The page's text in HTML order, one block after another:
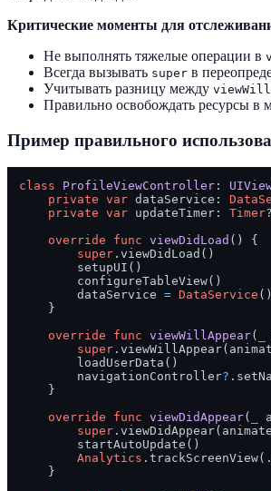
Критические моменты для
Не выполнять тяжелые операции в
Всегда вызывать super в
Учитывать разницу между
Правильно освобождать ресурсы в
Пример правильного
class ProfileViewController :
private var dataService:
private var updateTimer: Timer?
override
func viewDidLoad () {
super .viewDidLoad()
        setupUI()
        configureTableView()
        dataService
= DataService ()
    }
override
func viewWillAppear(
super
        loadUserData()
        navigationController
?
    }
override
func viewDidAppear(
super
        startAutoUpdate()
Analytics
    }